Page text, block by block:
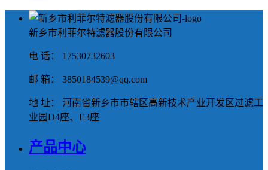
新乡市利菲尔特滤器股份有限公司
电 话： 17530732603
邮 箱： 3850184539@qq.com
地 址： 河南省新乡市市辖区高新技术产业开发区过滤工
业园D4座、E3座
产品中心